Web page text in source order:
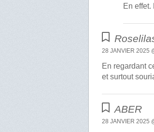
En effet.
28 JANVIER 2025
En regardant
et surtout
ABER
28 JANVIER 2025